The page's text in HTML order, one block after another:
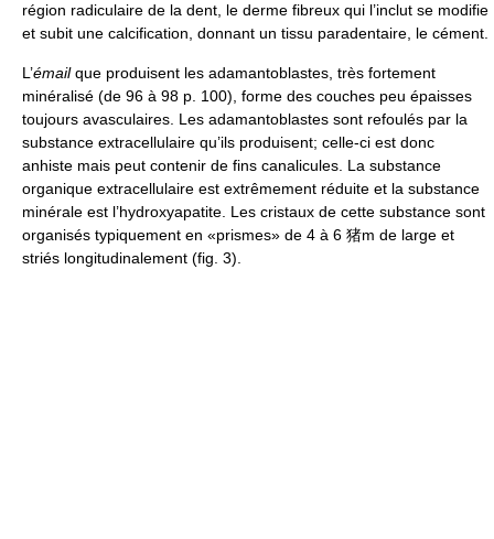
région radiculaire de la dent, le derme fibreux qui l’inclut se modifie
et subit une calcification, donnant un tissu paradentaire, le cément.
L’émailque produisent les adamantoblastes, très fortement
minéralisé (de 96 à 98 p. 100), forme des couches peu épaisses
toujours avasculaires. Les adamantoblastes sont refoulés par la
substance extracellulaire qu’ils produisent; celle-ci est donc
anhiste mais peut contenir de fins canalicules. La substance
organique extracellulaire est extrêmement réduite et la substance
minérale est l’hydroxyapatite. Les cristaux de cette substance sont
organisés typiquement en «prismes» de 4 à 6 猪m de large et
striés longitudinalement (fig. 3).